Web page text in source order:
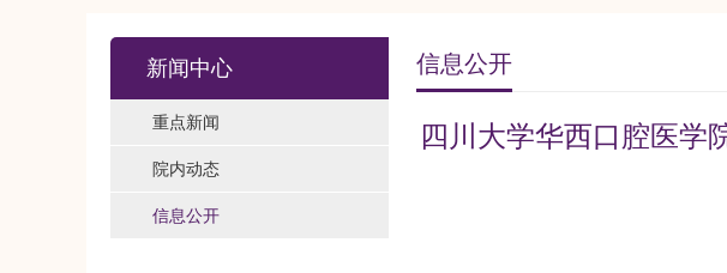
新闻中心
重点新闻
院内动态
信息公开
信息公开
四川大学华西口腔医学